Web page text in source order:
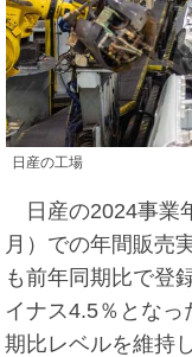
日産の工場
日産の2024事業
月）での年間販売
も前年同期比で登
イナス4.5％とな
期比レベルを維持